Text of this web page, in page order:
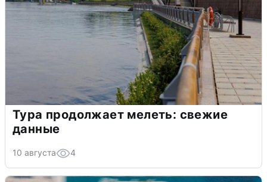
Тура продолжает мелеть: свежие
данные
10 августа 4